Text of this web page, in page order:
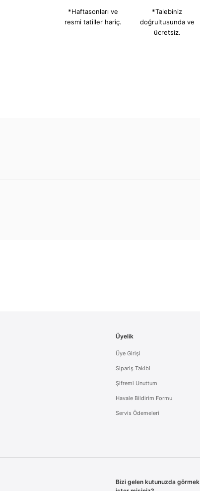
*Haftasonları ve
resmi tatiller hariç.
*Talebiniz
doğrultusunda ve
ücretsiz.
Üyelik
Üye Girişi
Sipariş Takibi
Şifremi Unuttum
Havale Bildirim Formu
Servis Ödemeleri
Bizi gelen kutunuzda görmek